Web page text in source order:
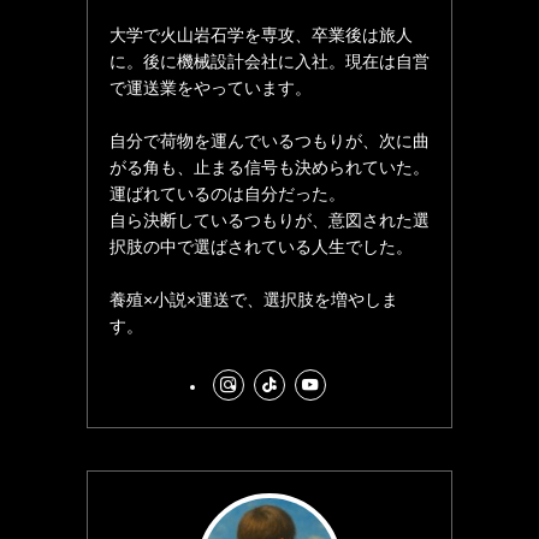
大学で火山岩石学を専攻、卒業後は旅人
に。後に機械設計会社に入社。現在は自営
で運送業をやっています。
自分で荷物を運んでいるつもりが、次に曲
がる角も、止まる信号も決められていた。
運ばれているのは自分だった。
自ら決断しているつもりが、意図された選
択肢の中で選ばされている人生でした。
養殖×小説×運送で、選択肢を増やしま
す。